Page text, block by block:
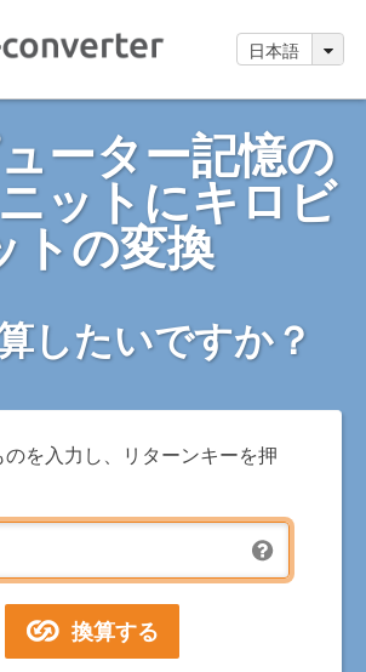
日本語
ーター記憶の
ットにキロビ
トの変換
したいですか？
を入力し、リターンキーを押